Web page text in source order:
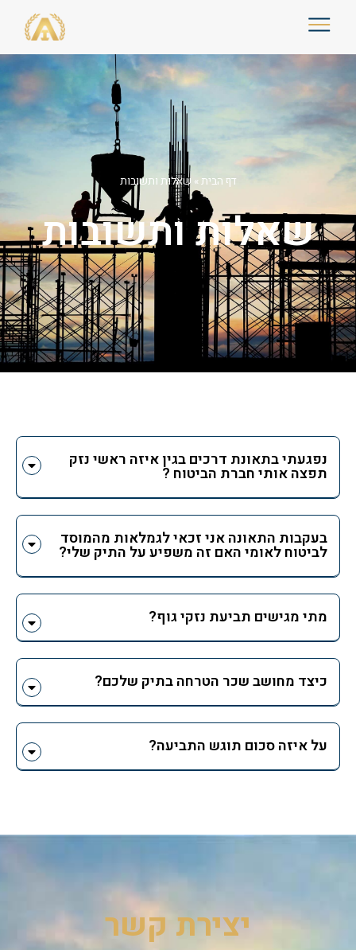
דף הבית » שאלות ותשובות
שאלות ותשובות
נפגעתי בתאונת דרכים בגין איזה ראשי נזק
תפצה אותי חברת הביטוח ?
בעקבות התאונה אני זכאי לגמלאות מהמוסד
לביטוח לאומי האם זה משפיע על התיק שלי?
מתי מגישים תביעת נזקי גוף?
כיצד מחושב שכר הטרחה בתיק שלכם?
על איזה סכום תוגש התביעה?
יצירת קשר